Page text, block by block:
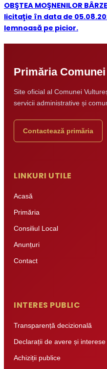
OBŞTEA MOŞNENILOR
licitaţie în data de
lemnoasă pe picior.
Primăria
Site oficial al Comunei
servicii administrative și
Contactează primăria
LINKURI UTILE
Acasă
Primăria
Consiliul Local
Anunțuri
Contact
INTERES PUBLIC
Transparență decizională
Declarații de avere și interese
Achiziții publice